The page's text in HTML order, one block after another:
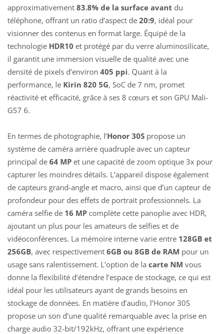
approximativement 83.8% de la surface avant du
téléphone, offrant un ratio d’aspect de 20:9, idéal pour
visionner des contenus en format large. Équipé de la
technologie HDR10 et protégé par du verre aluminosilicate,
il garantit une immersion visuelle de qualité avec une
densité de pixels d’environ 405 ppi. Quant à la
performance, le Kirin 820 5G, SoC de 7 nm, promet
réactivité et efficacité, grâce à ses 8 cœurs et son GPU Mali-
G57 6.
En termes de photographie, l’Honor 30S propose un
système de caméra arrière quadruple avec un capteur
principal de 64 MP et une capacité de zoom optique 3x pour
capturer les moindres détails. L’appareil dispose également
de capteurs grand-angle et macro, ainsi que d’un capteur de
profondeur pour des effets de portrait professionnels. La
caméra selfie de 16 MP complète cette panoplie avec HDR,
ajoutant un plus pour les amateurs de selfies et de
vidéoconférences. La mémoire interne varie entre 128GB et
256GB, avec respectivement 6GB ou 8GB de RAM pour un
usage sans ralentissement. L’option de la carte NM vous
donne la flexibilité d’étendre l’espace de stockage, ce qui est
idéal pour les utilisateurs ayant de grands besoins en
stockage de données. En matière d’audio, l’Honor 30S
propose un son d’une qualité remarquable avec la prise en
charge audio 32-bit/192kHz, offrant une expérience